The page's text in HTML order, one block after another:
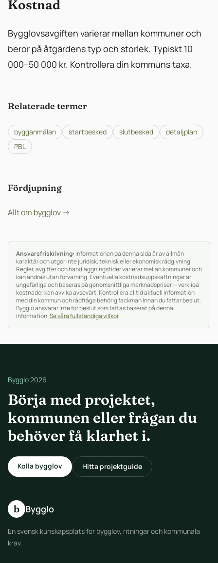
Kostnad
Bygglovsavgiften varierar mellan kommuner och
beror på åtgärdens typ och storlek. Typiskt 10
000–50 000 kr. Kontrollera din kommuns taxa.
Relaterade termer
bygganmälan startbesked slutbesked
detaljplan
PBL
Fördjupning
Allt om bygglov →
Ansvarsfriskrivning: Informationen på denna sida är av allmän
karaktär och utgör inte juridisk, teknisk eller ekonomisk rådgivning.
Regler, avgifter och handläggningstider varierar mellan kommuner och
kan ändras utan förvarning. Eventuella kostnadsuppskattningar är
ungefärliga och baseras på genomsnittliga marknadspriser — verkliga
kostnader kan avvika avsevärt. Kontrollera alltid aktuell information
med din kommun och rådfråga behörig fackman innan du fattar beslut.
Bygglo ansvarar inte för beslut som fattas baserat på denna
information.Se våra fullständiga villkor.
Bygglo 2026
Börja med projektet,
kommunen eller frågan du
behöver få klarhet i.
Kolla bygglov Hitta projektguide
b Bygglo
En svensk kunskapsplats för bygglov, ritningar och kommunala
krav.